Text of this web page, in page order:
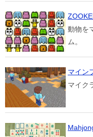
動物を
ム。
マイン
マイク